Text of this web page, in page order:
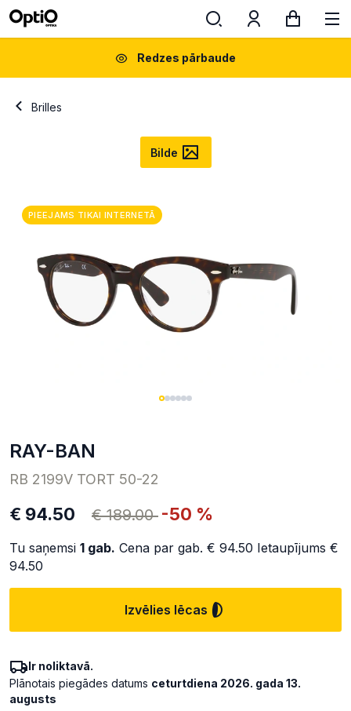
Redzes pārbaude
Brilles
Bilde
PIEEJAMS TIKAI INTERNETĀ
RAY-BAN
RB 2199V TORT 50-22
€ 94.50 € 189.00 -50 %
Tu saņemsi 1 gab. Cena par gab. € 94.50 Ietaupījums €
94.50
Izvēlies lēcas
Ir noliktavā.
Plānotais piegādes datums ceturtdiena 2026. gada 13.
augusts